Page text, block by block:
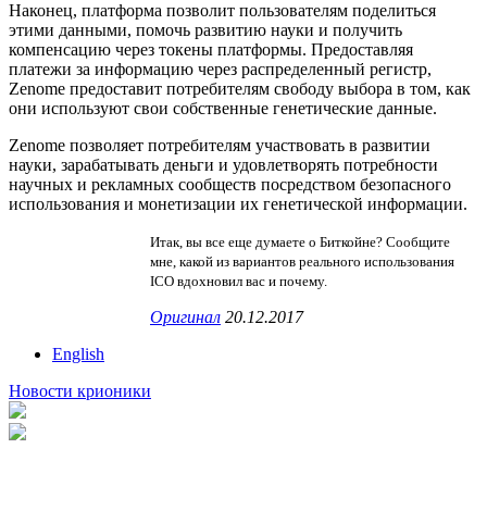
Наконец, платформа позволит пользователям поделиться
этими данными, помочь развитию науки и получить
компенсацию через токены платформы. Предоставляя
платежи за информацию через распределенный регистр,
Zenome предоставит потребителям свободу выбора в том, как
они используют свои собственные генетические данные.
Zenome позволяет потребителям участвовать в развитии
науки, зарабатывать деньги и удовлетворять потребности
научных и рекламных сообществ посредством безопасного
использования и монетизации их генетической информации.
Итак, вы все еще думаете о Биткойне? Сообщите
мне, какой из вариантов реального использования
ICO вдохновил вас и почему.
Оригинал 20.12.2017
English
Новости крионики